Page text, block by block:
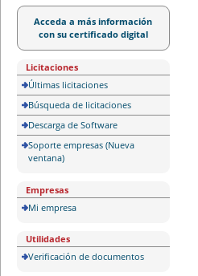
Acceda a más información
con su certificado digital
Licitaciones
Últimas licitaciones
Búsqueda de licitaciones
Descarga de Software
Soporte empresas (Nueva
ventana)
Empresas
Mi empresa
Utilidades
Verificación de documentos